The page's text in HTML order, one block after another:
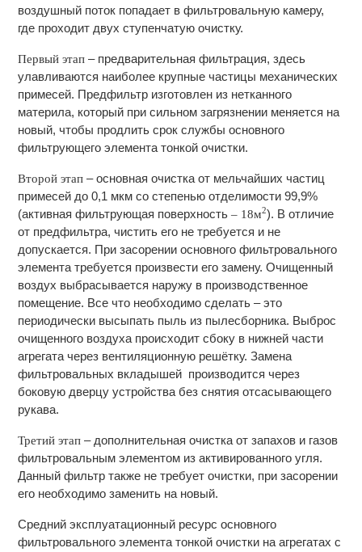
воздушный поток попадает в фильтровальную камеру,
где проходит двух ступенчатую очистку.
Первый этап – предварительная фильтрация, здесь
улавливаются наиболее крупные частицы механических
примесей. Предфильтр изготовлен из нетканного
материла, который при сильном загрязнении меняется на
новый, чтобы продлить срок службы основного
фильтрующего элемента тонкой очистки.
Второй этап – основная очистка от мельчайших частиц
примесей до 0,1 мкм со степенью отделимости 99,9%
(активная фильтрующая поверхность– 18м2). В отличие
от предфильтра, чистить его не требуется и не
допускается. При засорении основного фильтровального
элемента требуется произвести его замену. Очищенный
воздух выбрасывается наружу в производственное
помещение. Все что необходимо сделать – это
периодически высыпать пыль из пылесборника. Выброс
очищенного воздуха происходит сбоку в нижней части
агрегата через вентиляционную решётку. Замена
фильтровальных вкладышей производится через
боковую дверцу устройства без снятия отсасывающего
рукава.
Третий этап– дополнительная очистка от запахов и газов
фильтровальным элементом из активированного угля.
Данный фильтр также не требует очистки, при засорении
его необходимо заменить на новый.
Средний эксплуатационный ресурс основного
фильтровального элемента тонкой очистки на агрегатах с